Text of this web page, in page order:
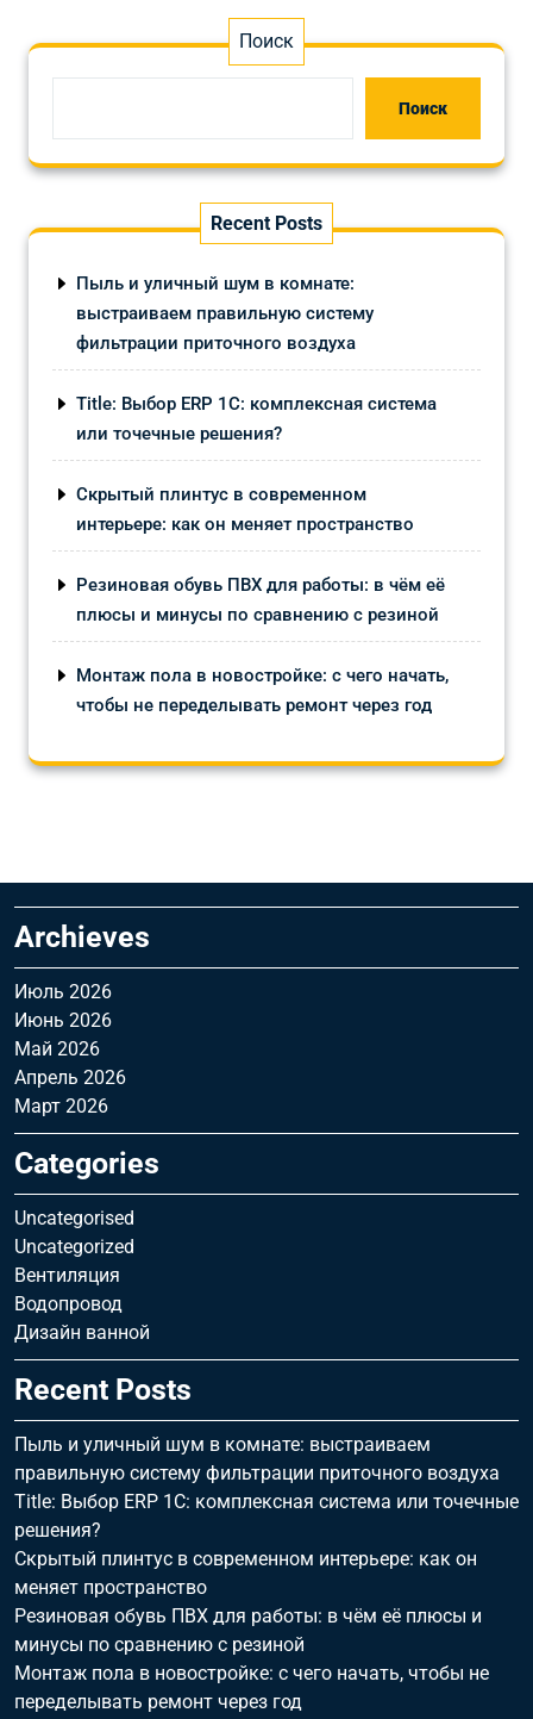
Поиск
Поиск
Recent Posts
Пыль и уличный шум в комнате:
выстраиваем правильную систему
фильтрации приточного воздуха
Title: Выбор ERP 1С: комплексная система
или точечные решения?
Скрытый плинтус в современном
интерьере: как он меняет пространство
Резиновая обувь ПВХ для работы: в чём её
плюсы и минусы по сравнению с резиной
Монтаж пола в новостройке: с чего начать,
чтобы не переделывать ремонт через год
Archieves
Июль 2026
Июнь 2026
Май 2026
Апрель 2026
Март 2026
Categories
Uncategorised
Uncategorized
Вентиляция
Водопровод
Дизайн ванной
Recent Posts
Пыль и уличный шум в комнате: выстраиваем
правильную систему фильтрации приточного воздуха
Title: Выбор ERP 1С: комплексная система или точечные
решения?
Скрытый плинтус в современном интерьере: как он
меняет пространство
Резиновая обувь ПВХ для работы: в чём её плюсы и
минусы по сравнению с резиной
Монтаж пола в новостройке: с чего начать, чтобы не
переделывать ремонт через год